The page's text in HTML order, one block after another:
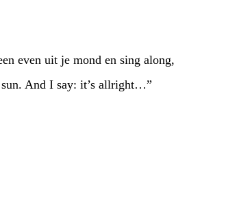
even uit je mond en sing along,
And I say: it’s allright…”